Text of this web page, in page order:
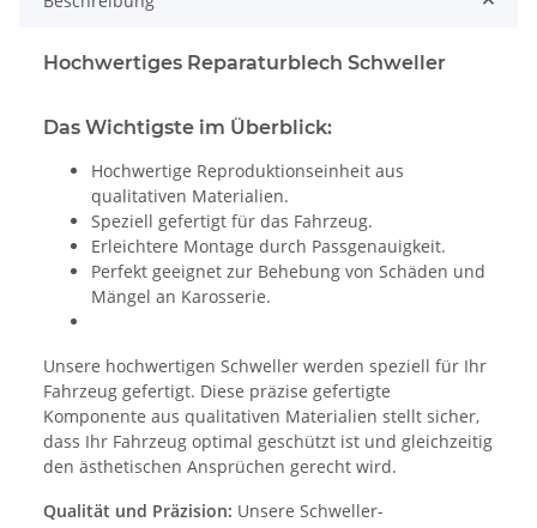
Hochwertiges Reparaturblech Schweller
Das Wichtigste im Überblick:
Hochwertige Reproduktionseinheit aus
qualitativen Materialien.
Speziell gefertigt für das Fahrzeug.
Erleichtere Montage durch Passgenauigkeit.
Perfekt geeignet zur Behebung von Schäden und
Mängel an Karosserie.
Unsere hochwertigen Schweller werden speziell für Ihr
Fahrzeug gefertigt. Diese präzise gefertigte
Komponente aus qualitativen Materialien stellt sicher,
dass Ihr Fahrzeug optimal geschützt ist und gleichzeitig
den ästhetischen Ansprüchen gerecht wird.
Qualität und Präzision: Unsere Schweller-